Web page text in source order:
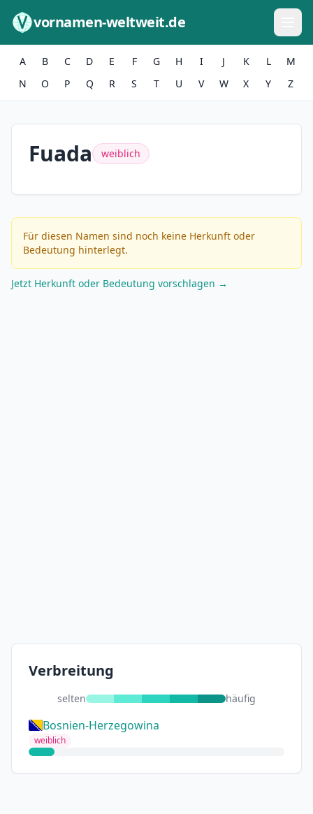
vornamen-weltweit.de
A B C D E F G H I J K L
M
N
O P Q R S T U V W X Y Z
Fuada weiblich
Für diesen Namen sind noch keine Herkunft oder
Bedeutung hinterlegt.
Jetzt Herkunft oder Bedeutung vorschlagen →
Verbreitung
selten häufig
Bosnien-Herzegowina
weiblich